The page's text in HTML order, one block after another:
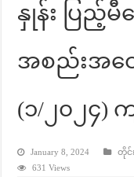
နှုန်း ပြည့်မီ
အစည်းအဝ
(၁/၂၀၂၄)
January 8, 2024
တိုင်
631 Views